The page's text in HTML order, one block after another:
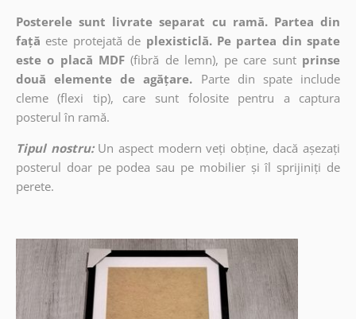
Posterele sunt livrate separat cu ramă. Partea din
față este protejată de plexisticlă. Pe partea din spate
este o placă MDF (fibră de lemn), pe care sunt prinse
două elemente de agățare. Parte din spate include
cleme (flexi tip), care sunt folosite pentru a captura
posterul în ramă.
Tipul nostru: Un aspect modern veți obține, dacă așezați
posterul doar pe podea sau pe mobilier și îl sprijiniți de
perete.